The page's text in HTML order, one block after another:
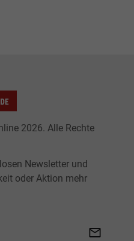
2026. Alle Rechte
Newsletter und
oder Aktion mehr